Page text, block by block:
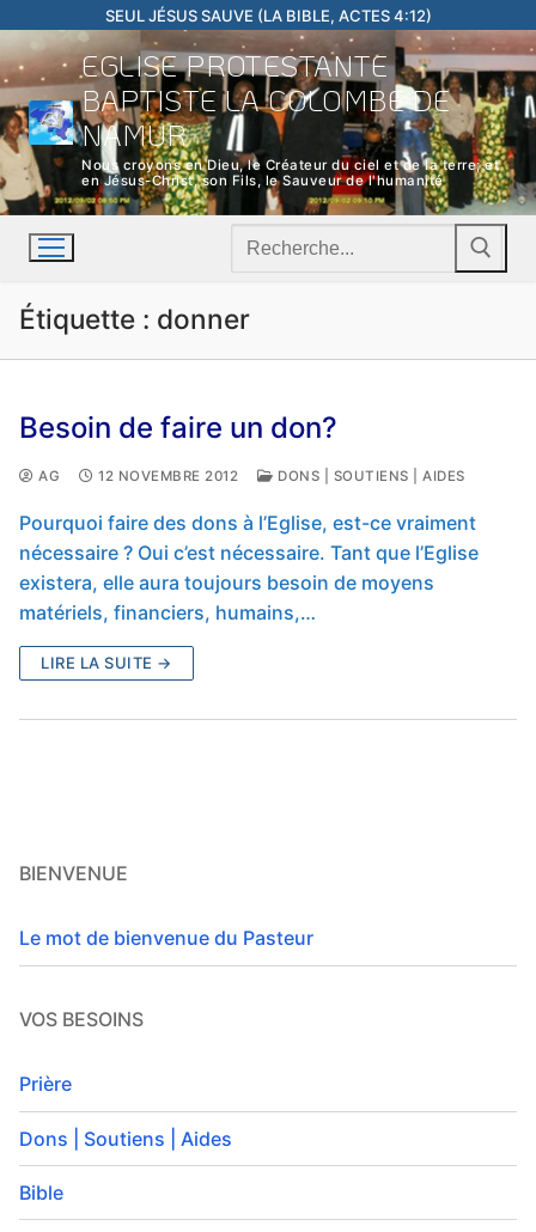
au
contenu
SEUL JÉSUS SAUVE (LA BIBLE, ACTES 4:12)
EGLISE PROTESTANTE
BAPTISTE LA COLOMBE DE
NAMUR
Nous croyons en Dieu, le Créateur du ciel et de la terre; et
en Jésus-Christ, son Fils, le Sauveur de l'humanité
Rechercher
Étiquette : donner
Besoin de faire un don?
AG 12 NOVEMBRE 2012 DONS | SOUTIENS | AIDES
Pourquoi faire des dons à l’Eglise, est-ce vraiment
nécessaire ? Oui c’est nécessaire. Tant que l’Eglise
existera, elle aura toujours besoin de moyens
matériels, financiers, humains,…
LIRE LA SUITE →
BIENVENUE
Le mot de bienvenue du Pasteur
VOS BESOINS
Prière
Dons | Soutiens | Aides
Bible